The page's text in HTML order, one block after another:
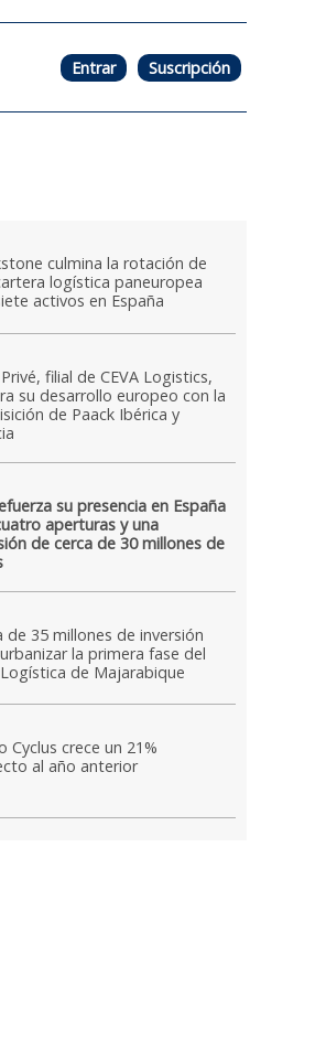
Entrar Suscripción
culmina la rotación de
logística paneuropea
activos en España
filial de CEVA Logistics,
su desarrollo europeo con la
de Paack Ibérica y
su presencia en España
aperturas y una
de cerca de 30 millones de
de 35 millones de inversión
la primera fase del
de Majarabique
Cyclus crece un 21%
al año anterior